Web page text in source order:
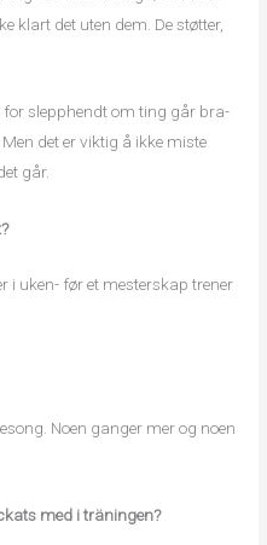
klart det uten dem. De støtter,
for slepphendt om ting går bra-
det er viktig å ikke miste
går.
i uken- før et mesterskap trener
Noen ganger mer og noen
med i träningen?